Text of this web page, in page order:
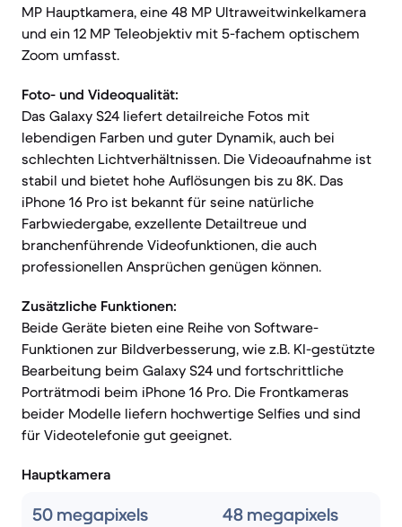
MP Hauptkamera, eine 48 MP Ultraweitwinkelkamera
und ein 12 MP Teleobjektiv mit 5-fachem optischem
Zoom umfasst.
Foto- und Videoqualität:
Das Galaxy S24 liefert detailreiche Fotos mit
lebendigen Farben und guter Dynamik, auch bei
schlechten Lichtverhältnissen. Die Videoaufnahme ist
stabil und bietet hohe Auflösungen bis zu 8K. Das
iPhone 16 Pro ist bekannt für seine natürliche
Farbwiedergabe, exzellente Detailtreue und
branchenführende Videofunktionen, die auch
professionellen Ansprüchen genügen können.
Zusätzliche Funktionen:
Beide Geräte bieten eine Reihe von Software-
Funktionen zur Bildverbesserung, wie z.B. KI-gestützte
Bearbeitung beim Galaxy S24 und fortschrittliche
Porträtmodi beim iPhone 16 Pro. Die Frontkameras
beider Modelle liefern hochwertige Selfies und sind
für Videotelefonie gut geeignet.
Hauptkamera
50 megapixels 48 megapixels